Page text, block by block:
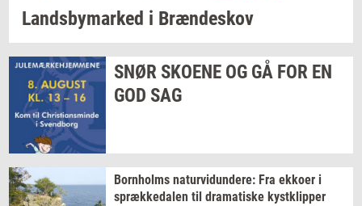
Lands­by­mar­ked i Bræn­de­skov
SNØR SKO­E­NE OG GÅ FOR EN
GOD SAG
Born­holms na­tur­vi­dun­de­re: Fra ek­ko­er i
spræk­ke­da­len til dra­ma­ti­ske kyst­klip­per